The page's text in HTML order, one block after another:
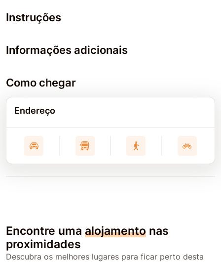
Instruções
Informações adicionais
Como chegar
Endereço
Encontre uma alojamento nas
proximidades
Descubra os melhores lugares para ficar perto desta